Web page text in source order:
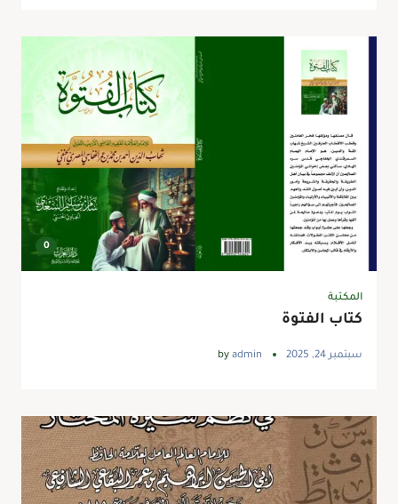
0
المكتبة
كتاب الفتوة
سبتمبر 24, 2025 by admin